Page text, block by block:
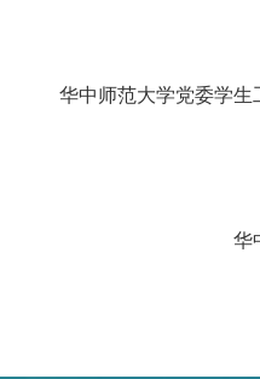
华中师范大学党委学生
华